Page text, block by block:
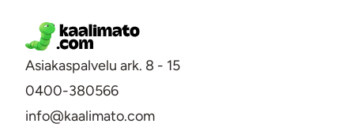
Asiakaspalvelu ark. 8 - 15
0400-380566
info@kaalimato.com